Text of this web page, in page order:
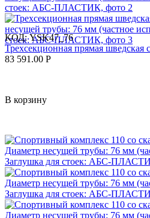
КОД: YSK47_76
Трехсекционная прямая шведская
83 591.00 Р
В корзину